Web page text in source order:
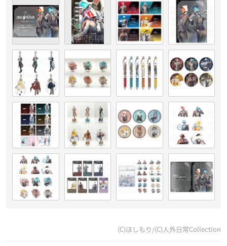
(C)ほしもり/(C)人外日常Collection